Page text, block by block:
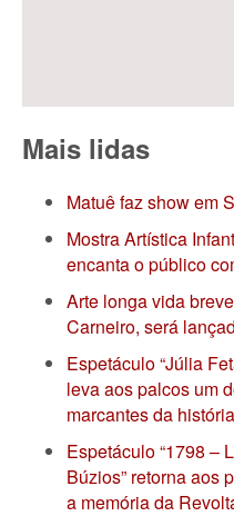
Mais lidas
Matuê faz show em
Mostra Artística
encanta o público
Arte longa vida
Carneiro, será
Espetáculo “Júlia
leva aos palcos um
marcantes da
Espetáculo “1798 –
Búzios” retorna aos
a memória da